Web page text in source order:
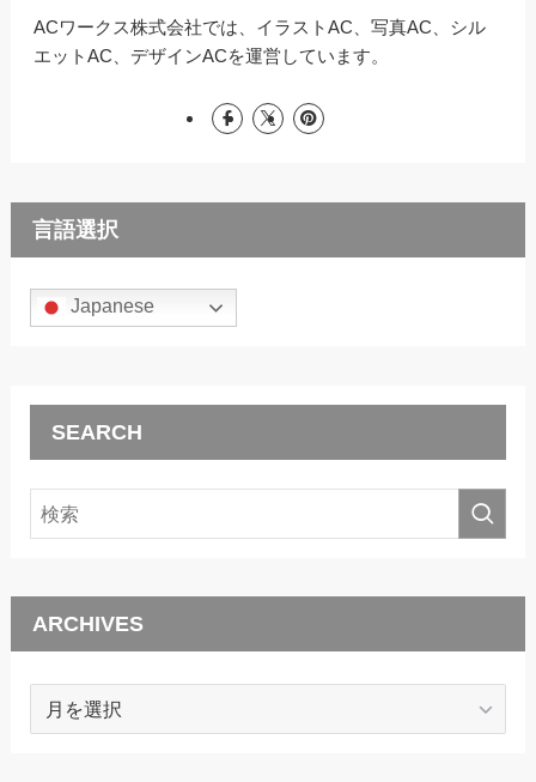
ACワークス株式会社では、イラストAC、写真AC、シル
エットAC、デザインACを運営しています。
言語選択
Japanese
SEARCH
ARCHIVES
ARCHIVES